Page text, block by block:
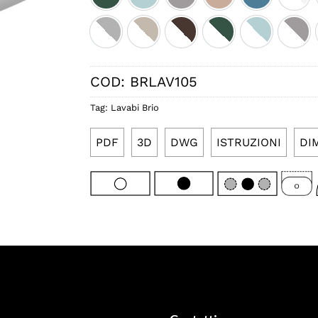
Bicolore perla satinato
Bicolore sabbia satinato
Bicolore cacao satinato
Bicolore smeraldo
Bicolore
COD: BRLAV105
Tag: Lavabi Brio
PDF 3D DWG ISTRUZIONI